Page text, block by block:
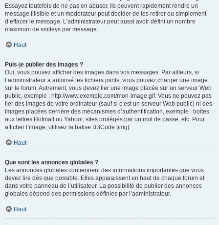
Essayez toutefois de ne pas en abuser. Ils peuvent rapidement rendre un
message illisible et un modérateur peut décider de les retirer ou simplement
d’effacer le message. L’administrateur peut aussi avoir défini un nombre
maximum de smileys par message.
Haut
Puis-je publier des images ?
Oui, vous pouvez afficher des images dans vos messages. Par ailleurs, si
l’administrateur a autorisé les fichiers joints, vous pouvez charger une image
sur le forum. Autrement, vous devez lier une image placée sur un serveur Web
public, exemple : http://www.exemple.com/mon-image.gif. Vous ne pouvez pas
lier des images de votre ordinateur (sauf si c’est un serveur Web public) ni des
images placées derrière des mécanismes d’authentification, exemple : boîtes
aux lettres Hotmail ou Yahoo!, sites protégés par un mot de passe, etc. Pour
afficher l’image, utilisez la balise BBCode [img].
Haut
Que sont les annonces globales ?
Les annonces globales contiennent des informations importantes que vous
devez lire dès que possible. Elles apparaissent en haut de chaque forum et
dans votre panneau de l’utilisateur. La possibilité de publier des annonces
globales dépend des permissions définies par l’administrateur.
Haut